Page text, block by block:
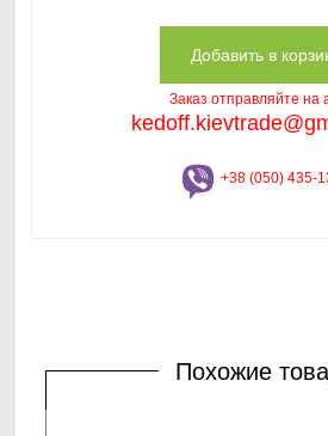
Заказ отправляйте на
+38 (050) 435-
Похожие